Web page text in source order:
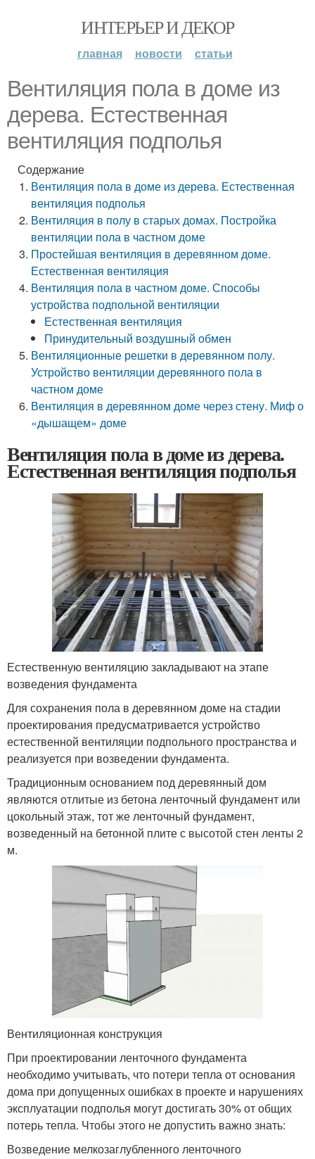
ИНТЕРЬЕР И ДЕКОР
главная новости статьи
Вентиляция пола в доме из
дерева. Естественная
вентиляция подполья
Содержание
Вентиляция пола в доме из дерева. Естественная
вентиляция подполья
Вентиляция в полу в старых домах. Постройка
вентиляции пола в частном доме
Простейшая вентиляция в деревянном доме.
Естественная вентиляция
Вентиляция пола в частном доме. Способы
устройства подпольной вентиляции
Естественная вентиляция
Принудительный воздушный обмен
Вентиляционные решетки в деревянном полу.
Устройство вентиляции деревянного пола в
частном доме
Вентиляция в деревянном доме через стену. Миф о
«дышащем» доме
Вентиляция пола в доме из дерева.
Естественная вентиляция подполья
Естественную вентиляцию закладывают на этапе
возведения фундамента
Для сохранения пола в деревянном доме на стадии
проектирования предусматривается устройство
естественной вентиляции подпольного пространства и
реализуется при возведении фундамента.
Традиционным основанием под деревянный дом
являются отлитые из бетона ленточный фундамент или
цокольный этаж, тот же ленточный фундамент,
возведенный на бетонной плите с высотой стен ленты 2
м.
Вентиляционная конструкция
При проектировании ленточного фундамента
необходимо учитывать, что потери тепла от основания
дома при допущенных ошибках в проекте и нарушениях
эксплуатации подполья могут достигать 30% от общих
потерь тепла. Чтобы этого не допустить важно знать:
Возведение мелкозаглубленного ленточного